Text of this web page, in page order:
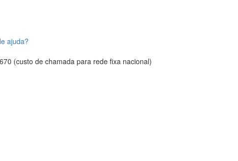
ajuda?
(custo de chamada para rede fixa nacional)